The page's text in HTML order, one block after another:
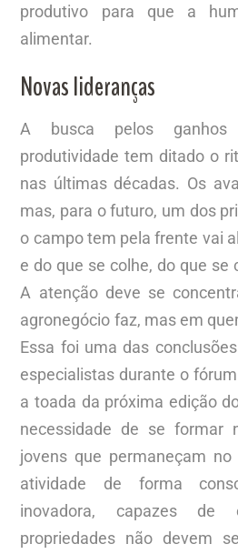
produtivo para que a
alimentar.
Novas lideranças
A busca pelos
produtividade tem ditado o
nas últimas décadas. Os
mas, para o futuro, um dos
o campo tem pela frente vai
e do que se colhe, do que se
A atenção deve se
agronegócio faz, mas em
Essa foi uma das
especialistas durante o
a toada da próxima edição
necessidade de se formar
jovens que permaneçam
atividade de forma
inovadora, capazes de
propriedades não devem